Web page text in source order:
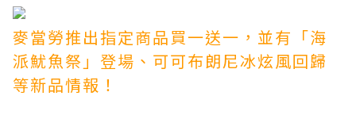
麥當勞推出指定商品買一送一，並有「海
派魷魚祭」登場、可可布朗尼冰炫風回歸
等新品情報！